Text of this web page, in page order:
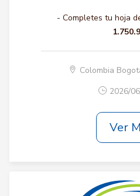
- Completes tu hoja
Colombia
2026/
Ver